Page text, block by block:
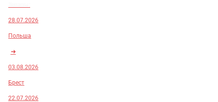
28.07.2026
Польша
➜
03.08.2026
Брест
22.07.2026